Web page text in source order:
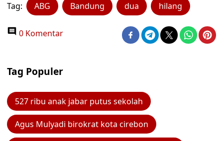
Tag: ABG Bandung dua hilang
0 Komentar
Tag Populer
527 ribu anak jabar putus sekolah
Agus Mulyadi birokrat kota cirebon